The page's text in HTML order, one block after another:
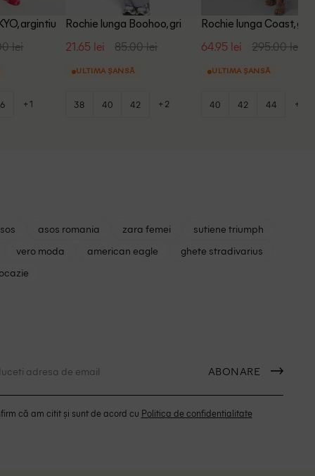
argintiu
lei
+1
Rochie lunga Boohoo, gri
21.65 lei 85.00 lei
ULTIMA ȘANSĂ
38 40 42 +2
Rochie lunga Coast, gri
64.95 lei 295.00 lei
ULTIMA ȘANSĂ
40 42 44 +1
asos romania zara femei
sutiene triumph
vero moda american eagle
ghete stradivarius
ABONARE
că am citit și sunt de acord cu Politica de confidentialitate